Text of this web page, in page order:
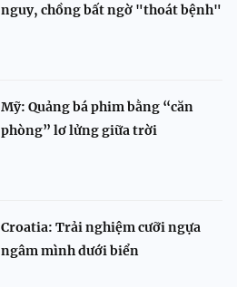
nguy, chồng bất ngờ "thoát bệnh"
Mỹ: Quảng bá phim bằng “căn
phòng” lơ lửng giữa trời
Croatia: Trải nghiệm cưỡi ngựa
ngâm mình dưới biển